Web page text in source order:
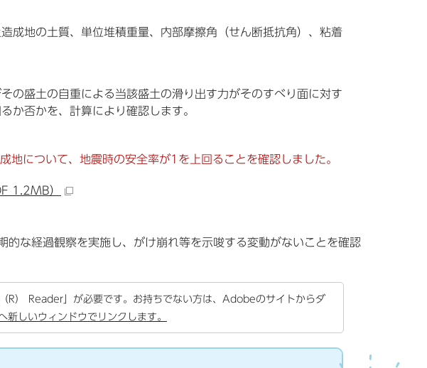
成地の土質、単位堆積重量、内部摩擦角（せん断抵抗角）、粘着
の盛土の自重による当該盛土の滑り出す力がそのすべり面に対す
か否かを、計算により確認します。
地について、地震時の安全率が1を上回ることを確認しました。
1.2MB）
な経過観察を実施し、がけ崩れ等を示唆する変動がないことを確認
R） Reader」が必要です。お持ちでない方は、Adobeのサイトからダ
しいウィンドウでリンクします。